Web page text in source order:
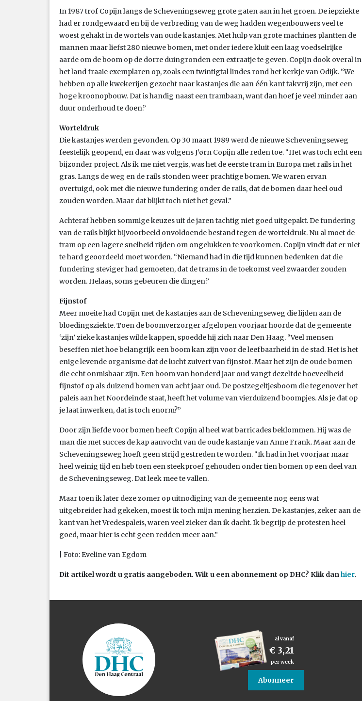
In 1987 trof Copijn langs de Scheveningseweg grote gaten aan in het groen. De iepziekte
had er rondgewaard en bij de verbreding van de weg hadden wegenbouwers veel te
woest gehakt in de wortels van oude kastanjes. Met hulp van grote machines plantten de
mannen maar liefst 280 nieuwe bomen, met onder iedere kluit een laag voedselrijke
aarde om de boom op de dorre duingronden een extraatje te geven. Copijn dook overal in
het land fraaie exemplaren op, zoals een twintigtal lindes rond het kerkje van Odijk. “We
hebben op alle kwekerijen gezocht naar kastanjes die aan één kant takvrij zijn, met een
hoge kroonopbouw. Dat is handig naast een trambaan, want dan hoef je veel minder aan
duur onderhoud te doen.”
Worteldruk
Die kastanjes werden gevonden. Op 30 maart 1989 werd de nieuwe Scheveningseweg
feestelijk geopend, en daar was volgens J’ørn Copijn alle reden toe. “Het was toch echt een
bijzonder project. Als ik me niet vergis, was het de eerste tram in Europa met rails in het
gras. Langs de weg en de rails stonden weer prachtige bomen. We waren ervan
overtuigd, ook met die nieuwe fundering onder de rails, dat de bomen daar heel oud
zouden worden. Maar dat blijkt toch niet het geval.”
Achteraf hebben sommige keuzes uit de jaren tachtig niet goed uitgepakt. De fundering
van de rails blijkt bijvoorbeeld onvoldoende bestand tegen de worteldruk. Nu al moet de
tram op een lagere snelheid rijden om ongelukken te voorkomen. Copijn vindt dat er niet
te hard geoordeeld moet worden. “Niemand had in die tijd kunnen bedenken dat die
fundering steviger had gemoeten, dat de trams in de toekomst veel zwaarder zouden
worden. Helaas, soms gebeuren die dingen.”
Fijnstof
Meer moeite had Copijn met de kastanjes aan de Scheveningseweg die lijden aan de
bloedingsziekte. Toen de boomverzorger afgelopen voorjaar hoorde dat de gemeente
‘zijn’ zieke kastanjes wilde kappen, spoedde hij zich naar Den Haag. “Veel mensen
beseffen niet hoe belangrijk een boom kan zijn voor de leefbaarheid in de stad. Het is het
enige levende organisme dat de lucht zuivert van fijnstof. Maar het zijn de oude bomen
die echt onmisbaar zijn. Een boom van honderd jaar oud vangt dezelfde hoeveelheid
fijnstof op als duizend bomen van acht jaar oud. De postzegeltjesboom die tegenover het
paleis aan het Noordeinde staat, heeft het volume van vierduizend boompjes. Als je dat op
je laat inwerken, dat is toch enorm?”
Door zijn liefde voor bomen heeft Copijn al heel wat barricades beklommen. Hij was de
man die met succes de kap aanvocht van de oude kastanje van Anne Frank. Maar aan de
Scheveningseweg hoeft geen strijd gestreden te worden. “Ik had in het voorjaar maar
heel weinig tijd en heb toen een steekproef gehouden onder tien bomen op een deel van
de Scheveningseweg. Dat leek mee te vallen.
Maar toen ik later deze zomer op uitnodiging van de gemeente nog eens wat
uitgebreider had gekeken, moest ik toch mijn mening herzien. De kastanjes, zeker aan de
kant van het Vredespaleis, waren veel zieker dan ik dacht. Ik begrijp de protesten heel
goed, maar hier is echt geen redden meer aan.”
| Foto: Eveline van Egdom
Dit artikel wordt u gratis aangeboden. Wilt u een abonnement op DHC? Klik dan hier.
al vanaf
€ 3,21
per week
Abonneer